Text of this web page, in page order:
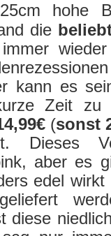
hohe
die
kann es
Zeit zu
(sonst
Dieses
aber es
edel
diese